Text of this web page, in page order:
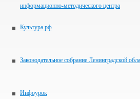
информационно-методического центра
Культура.рф
Законодательное собрание Ленинградской
Инфоурок